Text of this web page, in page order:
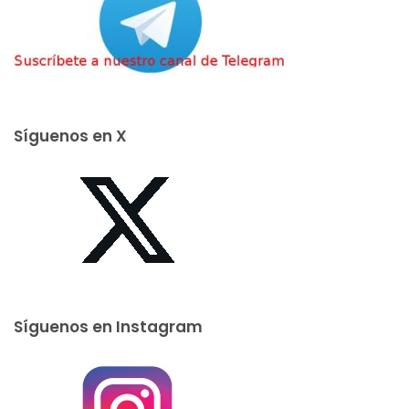
Síguenos en X
Síguenos en Instagram